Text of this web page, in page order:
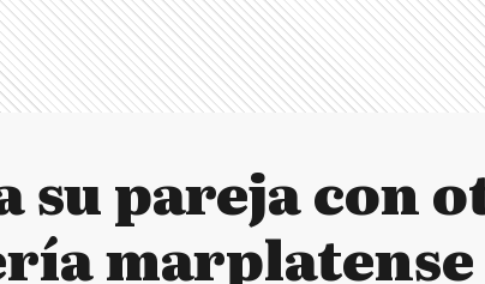
su pareja con
marplatense